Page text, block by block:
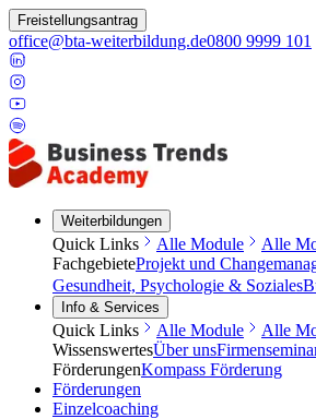
Freistellungsantrag
office@bta-weiterbildung.de0800 9999 101
Weiterbildungen
Quick Links Alle Module Alle
FachgebieteProjekt und
Gesundheit, Psychologie & Soziales
Info & Services
Quick Links Alle Module Alle
WissenswertesÜber uns
FörderungenKompass Förderung
Förderungen
Einzelcoaching